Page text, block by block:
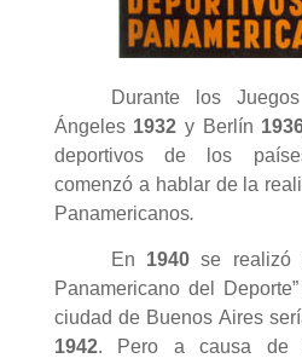
Durante los
Ángeles 1932 y Berlín
deportivos de los
comenzó a hablar de la
Panamericanos.
En 1940 se realizó
Panamericano del
ciudad de Buenos Aires
1942. Pero a causa de